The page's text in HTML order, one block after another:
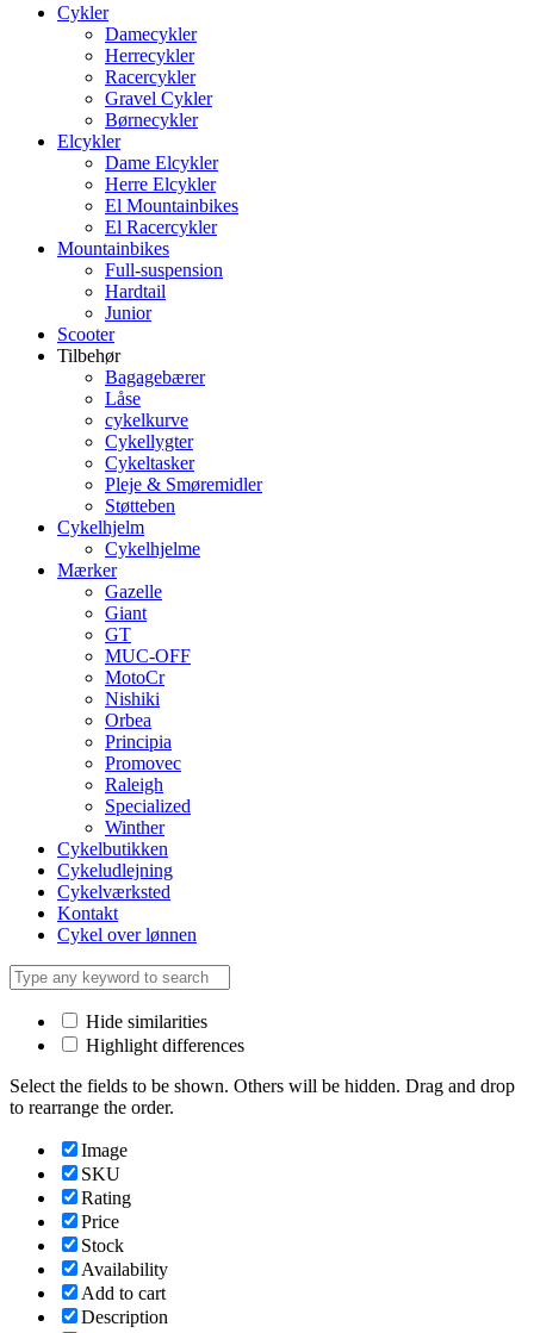
Cykler
Damecykler
Herrecykler
Racercykler
Gravel Cykler
Børnecykler
Elcykler
Dame Elcykler
Herre Elcykler
El Mountainbikes
El Racercykler
Mountainbikes
Full-suspension
Hardtail
Junior
Scooter
Tilbehør
Bagagebærer
Låse
cykelkurve
Cykellygter
Cykeltasker
Pleje & Smøremidler
Støtteben
Cykelhjelm
Cykelhjelme
Mærker
Gazelle
Giant
GT
MUC-OFF
MotoCr
Nishiki
Orbea
Principia
Promovec
Raleigh
Specialized
Winther
Cykelbutikken
Cykeludlejning
Cykelværksted
Kontakt
Cykel over lønnen
Hide similarities
Highlight differences
Select the fields to be shown. Others will be hidden. Drag and drop
to rearrange the order.
Image
SKU
Rating
Price
Stock
Availability
Add to cart
Description